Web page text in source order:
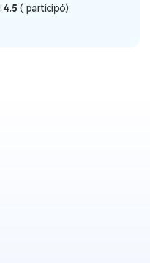
4.5 (participó)